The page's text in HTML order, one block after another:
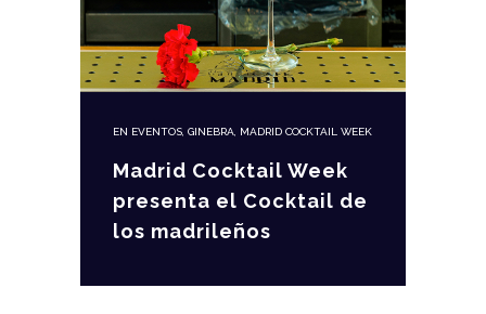
EN EVENTOS GINEBRA MADRID COCKTAIL WEEK
Madrid Cocktail Week
presenta el Cocktail de
los madrileños